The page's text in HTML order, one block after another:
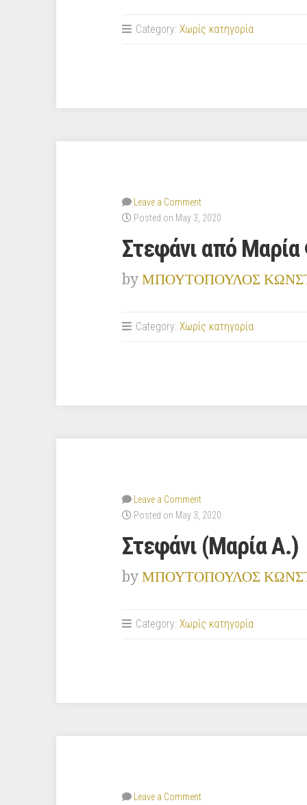
Category: Χωρίς κατηγορία
Leave a Comment
Posted on May 3, 2020
Στεφάνι από
by ΜΠΟΥΤΟΠΟΥΛΟΣ
Category: Χωρίς κατηγορία
Leave a Comment
Posted on May 3, 2020
Στεφάνι (Μαρία Α.)
by ΜΠΟΥΤΟΠΟΥΛΟΣ
Category: Χωρίς κατηγορία
Leave a Comment